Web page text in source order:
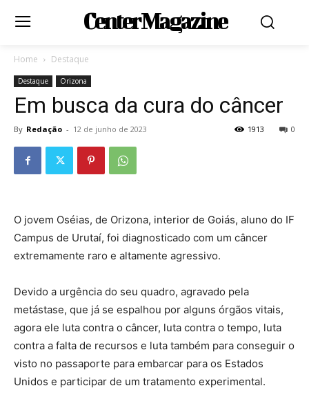
Center Magazine
Home Destaque
Destaque Orizona
Em busca da cura do câncer
By Redação - 12 de junho de 2023 0
1913
O jovem Oséias, de Orizona, interior de Goiás, aluno do IF
Campus de Urutaí, foi diagnosticado com um câncer
extremamente raro e altamente agressivo.
Devido a urgência do seu quadro, agravado pela
metástase, que já se espalhou por alguns órgãos vitais,
agora ele luta contra o câncer, luta contra o tempo, luta
contra a falta de recursos e luta também para conseguir o
visto no passaporte para embarcar para os Estados
Unidos e participar de um tratamento experimental.